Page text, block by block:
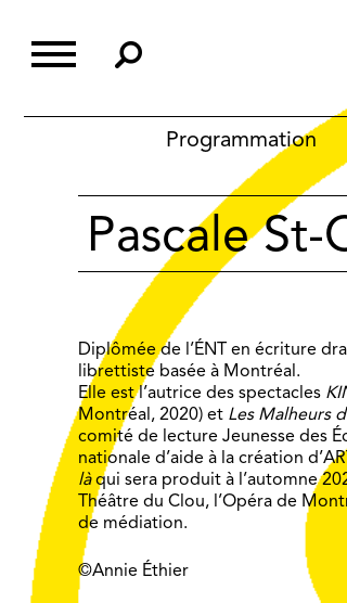
content
Programmation
Pascale St-
Diplômée de l’ÉNT en écriture
librettiste basée à Montréal.
Elle est l’autrice des spectacles
Montréal, 2020) et Les Malheurs
comité de lecture Jeunesse des
nationale d’aide à la création
làqui sera produit à l’automne
Théâtre du Clou, l’Opéra de
de médiation.
©Annie Éthier